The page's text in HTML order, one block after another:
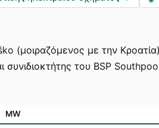
(μοιραζόμενος με την
συνιδιοκτήτης του BSP
MW